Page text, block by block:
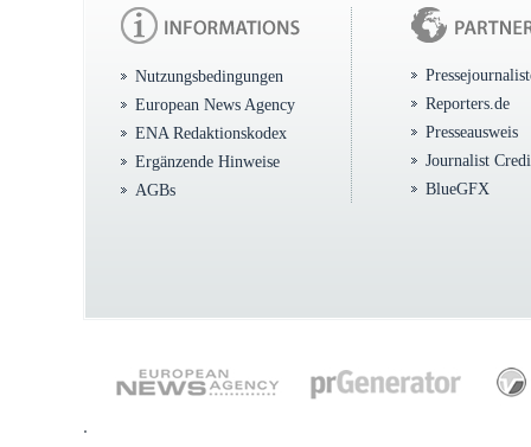
Nutzungsbedingungen
European News Agency
ENA Redaktionskodex
Ergänzende Hinweise
AGBs
Reporters.de
Presseausweis
Journalist
BlueGFX
.